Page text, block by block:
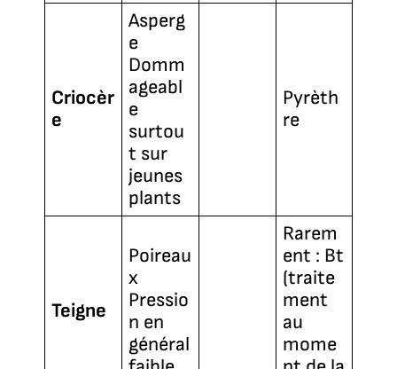
Criocèr
e
Asperg
e
Domm
ageabl
e
surtou
t sur
jeunes
plants
Pyrèth
re
Teigne
Poireau
x
Pressio
n en
général
Rarem
ent : Bt
(traite
ment
au
mome